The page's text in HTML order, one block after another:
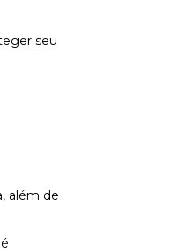
seu
além de